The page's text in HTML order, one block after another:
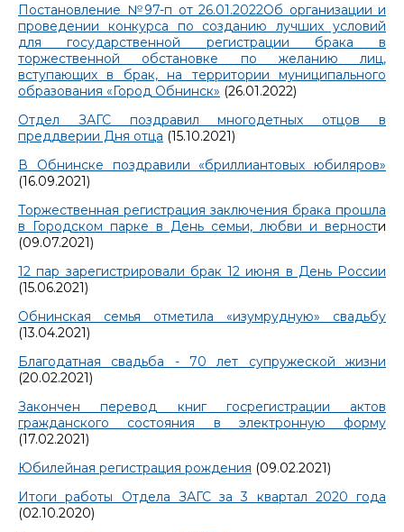
Постановление №97-п от 26.01.2022Об организации и
проведении конкурса по созданию лучших условий
для государственной регистрации брака в
торжественной обстановке по желанию лиц,
вступающих в брак, на территории муниципального
образования «Город Обнинск» (26.01.2022)
Отдел ЗАГС поздравил многодетных отцов в
преддверии Дня отца (15.10.2021)
В Обнинске поздравили «бриллиантовых юбиляров»
(16.09.2021)
Торжественная регистрация заключения брака прошла
в Городском парке в День семьи, любви и верности
(09.07.2021)
12 пар зарегистрировали брак 12 июня в День России
(15.06.2021)
Обнинская семья отметила «изумрудную» свадьбу
(13.04.2021)
Благодатная свадьба - 70 лет супружеской жизни
(20.02.2021)
Закончен перевод книг госрегистрации актов
гражданского состояния в электронную форму
(17.02.2021)
Юбилейная регистрация рождения (09.02.2021)
Итоги работы Отдела ЗАГС за 3 квартал 2020 года
(02.10.2020)